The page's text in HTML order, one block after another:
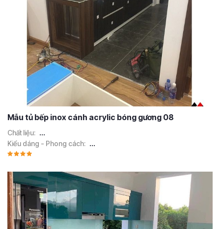
Mẫu tủ bếp inox cánh acrylic bóng gương 08
Chất liệu: ...
Kiểu dáng - Phong cách: ...